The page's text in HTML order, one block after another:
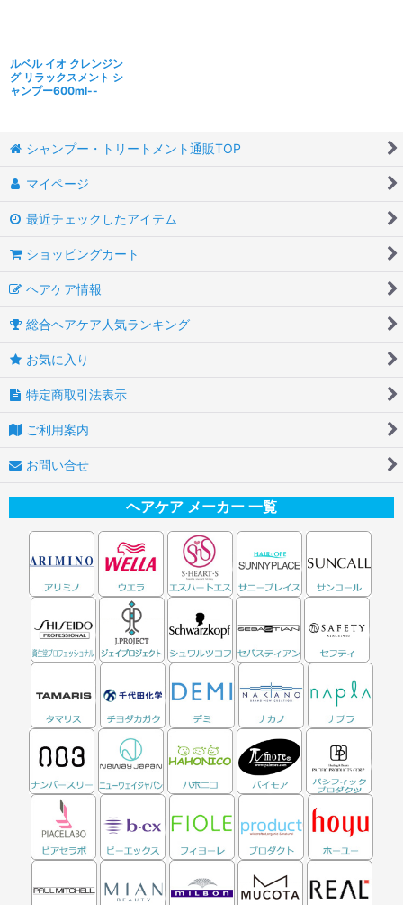
ルベル イオ クレンジン
グ リラックスメント シ
ャンプー600ml--
シャンプー・トリートメント通販TOP
マイページ
最近チェックしたアイテム
ショッピングカート
ヘアケア情報
総合ヘアケア人気ランキング
お気に入り
特定商取引法表示
ご利用案内
お問い合せ
ヘアケア メーカー 一覧